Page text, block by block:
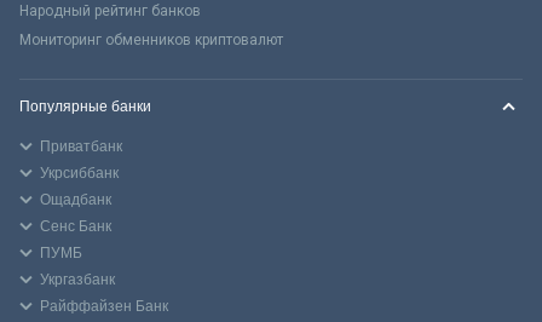
Народный рейтинг банков
Мониторинг обменников криптовалют
Популярные банки
Приватбанк
Укрсиббанк
Ощадбанк
Сенс Банк
ПУМБ
Укргазбанк
Райффайзен Банк